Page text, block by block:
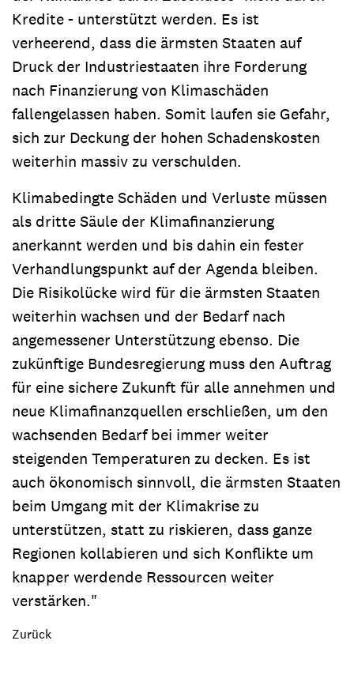
Kredite - unterstützt werden. Es ist
verheerend, dass die ärmsten Staaten auf
Druck der Industriestaaten ihre Forderung
nach Finanzierung von Klimaschäden
fallengelassen haben. Somit laufen sie Gefahr,
sich zur Deckung der hohen Schadenskosten
weiterhin massiv zu verschulden.
Klimabedingte Schäden und Verluste müssen
als dritte Säule der Klimafinanzierung
anerkannt werden und bis dahin ein fester
Verhandlungspunkt auf der Agenda bleiben.
Die Risikolücke wird für die ärmsten Staaten
weiterhin wachsen und der Bedarf nach
angemessener Unterstützung ebenso. Die
zukünftige Bundesregierung muss den Auftrag
für eine sichere Zukunft für alle annehmen und
neue Klimafinanzquellen erschließen, um den
wachsenden Bedarf bei immer weiter
steigenden Temperaturen zu decken. Es ist
auch ökonomisch sinnvoll, die ärmsten Staaten
beim Umgang mit der Klimakrise zu
unterstützen, statt zu riskieren, dass ganze
Regionen kollabieren und sich Konflikte um
knapper werdende Ressourcen weiter
verstärken."
Zurück